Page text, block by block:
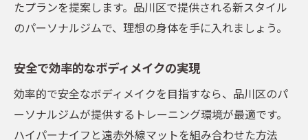
たプランを提案します。品川区で提供される新スタイル
のパーソナルジムで、理想の身体を手に入れましょう。
安全で効率的なボディメイクの実現
効率的で安全なボディメイクを目指すなら、品川区のパ
ーソナルジムが提供するトレーニング環境が最適です。
ハイパーナイフと遠赤外線マットを組み合わせた方法